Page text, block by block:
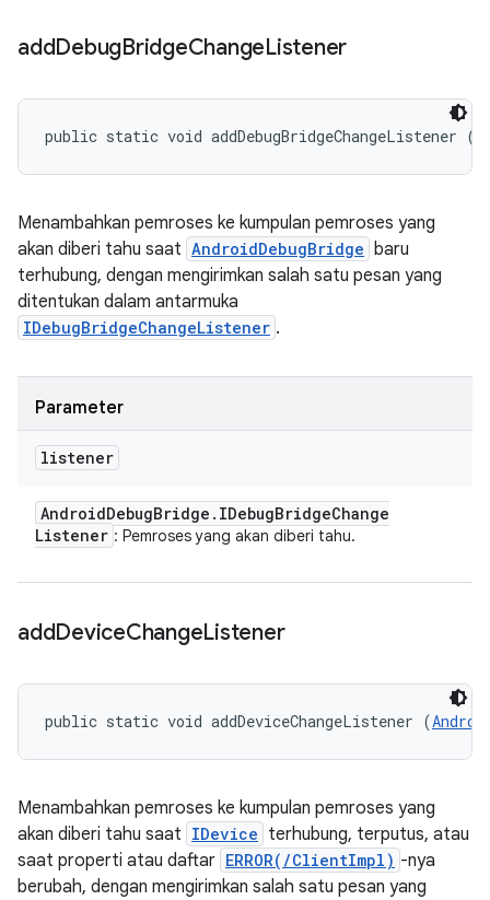
addDebugBridgeChangeListener
public static void addDebugBridgeChangeListener (
Menambahkan pemroses ke kumpulan pemroses yang
akan diberi tahu saat AndroidDebugBridge baru
terhubung, dengan mengirimkan salah satu pesan yang
ditentukan dalam antarmuka
IDebugBridgeChangeListener .
Parameter
listener
AndroidDebugBridge . IDebugBridgeChange
Listener : Pemroses yang akan diberi tahu.
addDeviceChangeListener
public static void addDeviceChangeListener (
Menambahkan pemroses ke kumpulan pemroses yang
akan diberi tahu saat IDevice terhubung, terputus, atau
saat properti atau daftar ERROR(/ClientImpl) -nya
berubah, dengan mengirimkan salah satu pesan yang